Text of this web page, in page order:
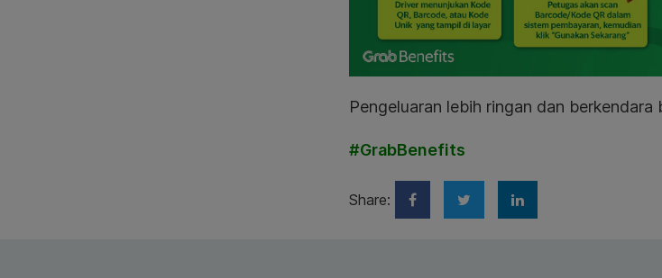
Pengeluaran lebih ringan dan
#GrabBenefits
Share: